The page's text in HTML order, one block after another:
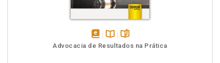
disponívelDisponível
páginas
Advocacia de Resultados na Prática